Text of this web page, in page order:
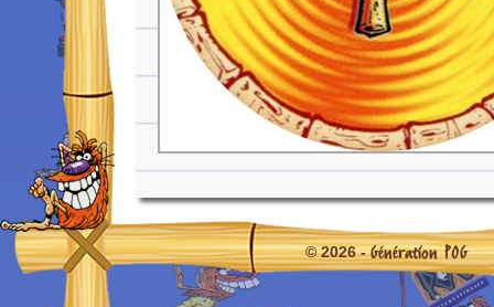
© 2026 -Génération POG